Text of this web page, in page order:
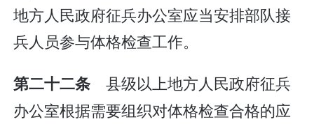
地方人民政府征兵办公室应当安排部队接
兵人员参与体格检查工作。
第二十二条 县级以上地方人民政府征兵
办公室根据需要组织对体格检查合格的应